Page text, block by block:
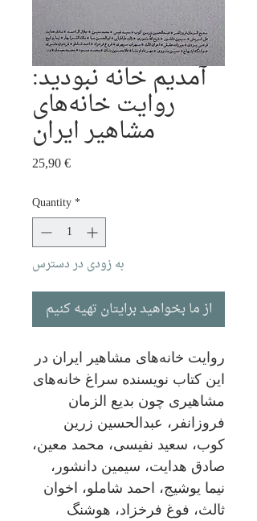
آمدیم خانه نبودید:
روایت خانه‌های
مشاهیر ایران
25,90 €Price
Quantity*
به زودی در دسترس
از ما بخواهید برایتان تهیه کنیم
روایت خانه‌های مشاهیر ایران در
این کتاب نویسنده سراغ خانه‌های
مشاهیری چون بدیع الزمان
فروزانفر، عبدالحسین زرین
کوب، سعید نفیسی، محمد معین،
صادق هدایت، سیمین دانشور،
نیما یوشیج، احمد شاملو، اخوان
ثالث، فوغ فرخزاد، هوشنگ